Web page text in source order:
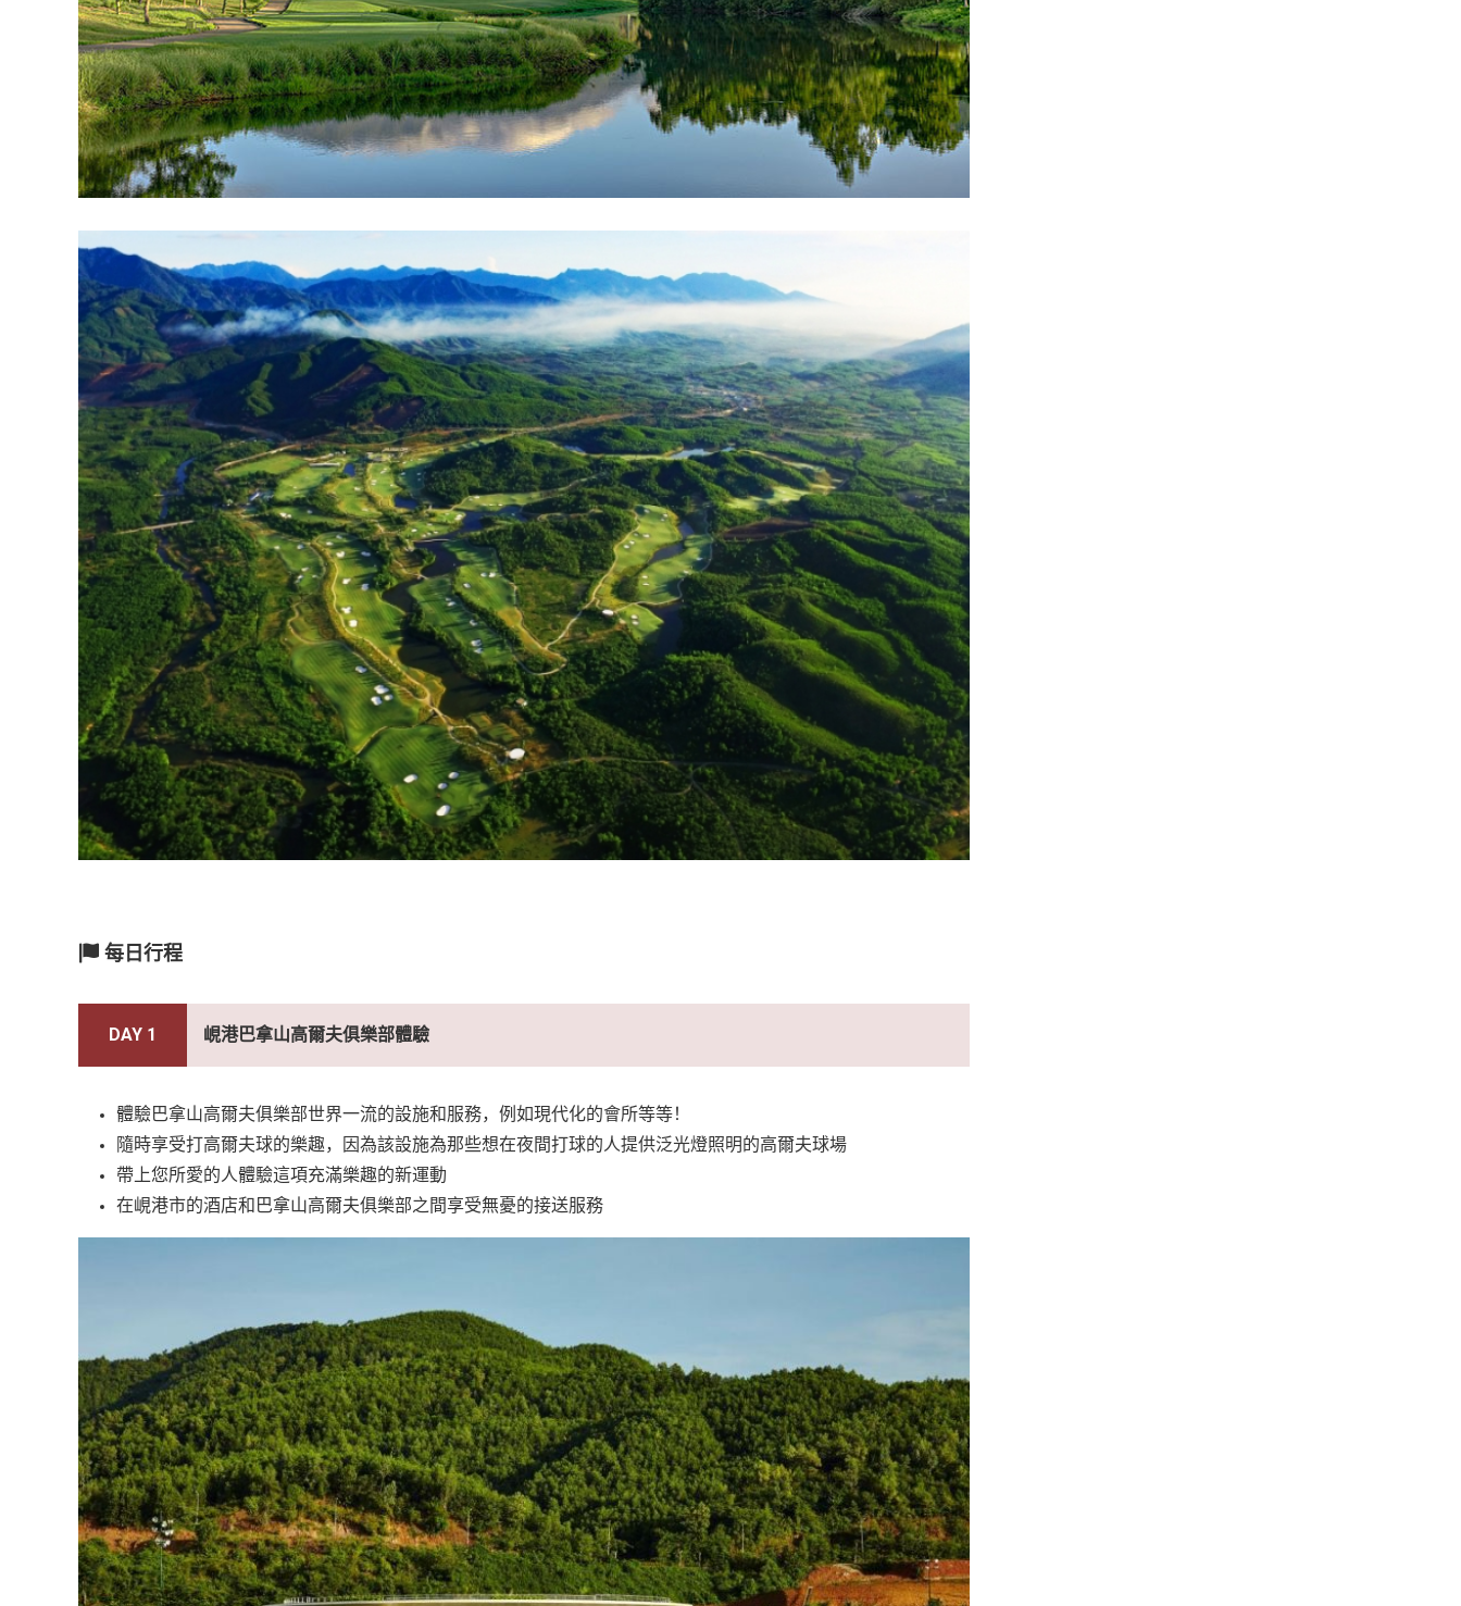
每日行程
DAY 1 峴港巴拿山高爾夫俱樂部體驗
體驗巴拿山高爾夫俱樂部世界一流的設施和服務，例如現代化的會所等等！
隨時享受打高爾夫球的樂趣，因為該設施為那些想在夜間打球的人提供泛光燈照明的高爾夫球場
帶上您所愛的人體驗這項充滿樂趣的新運動
在峴港市的酒店和巴拿山高爾夫俱樂部之間享受無憂的接送服務